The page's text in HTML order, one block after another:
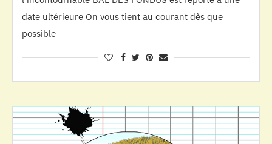
date ultérieure On vous tient au courant dès que
possible